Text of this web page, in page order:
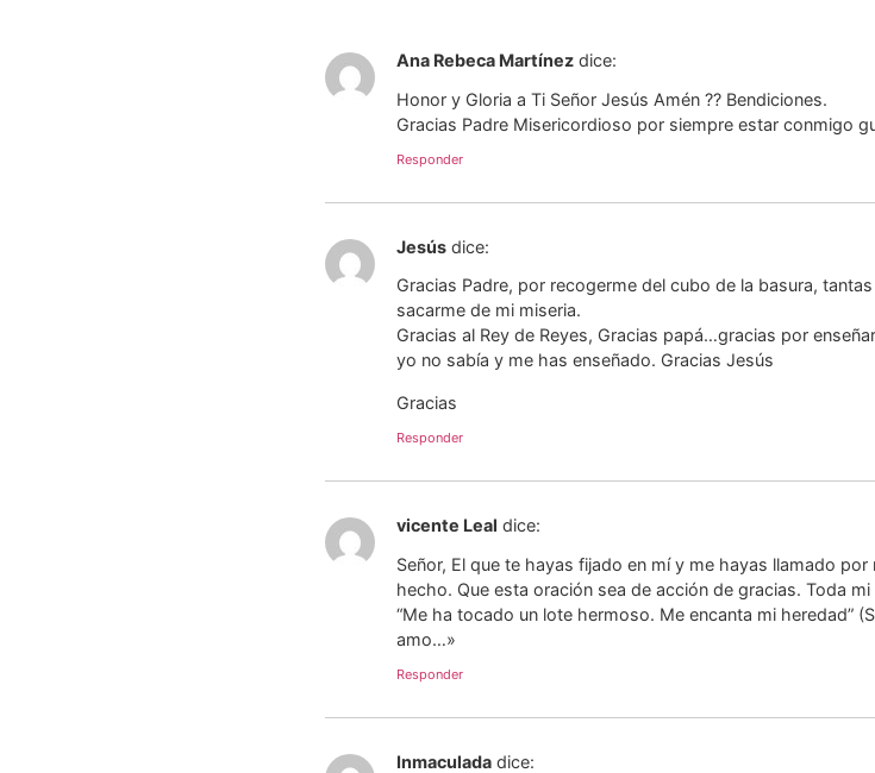
Ana Rebeca Martínez dice:
Honor y Gloria a Ti Señor Jesús Amén ?? Bendiciones.
Gracias Padre Misericordioso por siempre estar conmigo
Responder
Jesús dice:
Gracias Padre, por recogerme del cubo de la basura,
sacarme de mi miseria.
Gracias al Rey de Reyes, Gracias papá…gracias por
yo no sabía y me has enseñado. Gracias Jesús
Gracias
Responder
vicente Leal dice:
Señor, El que te hayas fijado en mí y me hayas llamado
hecho. Que esta oración sea de acción de gracias. Toda
“Me ha tocado un lote hermoso. Me encanta mi heredad”
amo…»
Responder
Inmaculada dice: